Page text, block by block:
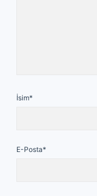
İsim*
E-Posta*